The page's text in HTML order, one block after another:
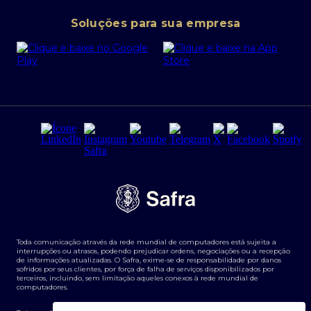
Portal da Privacidade
PRSAC
Regras e Parâmetros de Atuação Banco Safra
Segurança da Informação
Tarifas e serviços Pessoa Física
Transparência de remuneração
Termos e Condições para Portabilidade de Investimento
Cartão Safra Empresas
Empréstimo e financiamentos PJ
Derivativos
Agronegócios
Soluções para sua empresa
Toda comunicação através da rede mundial de computadores está sujeita a
interrupções ou atrasos, podendo prejudicar ordens, negociações ou a recepção
de informações atualizadas. O Safra, exime-se de responsabilidade por danos
sofridos por seus clientes, por força de falha de serviços disponibilizados por
terceiros, incluindo, sem limitação aqueles conexos à rede mundial de
computadores.